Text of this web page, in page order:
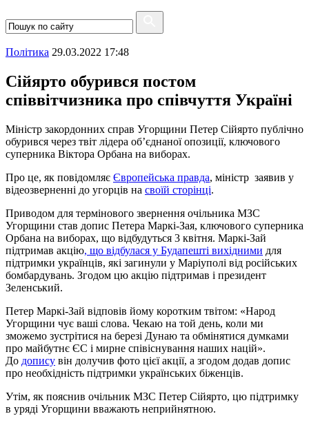
Полiтика 29.03.2022 17:48
Сійярто обурився постом
співвітчизника про співчуття Україні
Міністр закордонних справ Угорщини Петер Сійярто публічно
обурився через твіт лідера об’єднаної опозиції, ключового
суперника Віктора Орбана на виборах.
Про це, як повідомляє Європейська правда, міністр заявив у
відеозверненні до угорців на своїй сторінці.
Приводом для термінового звернення очільника МЗС
Угорщини став допис Петера Маркі-Зая, ключового суперника
Орбана на виборах, що відбудуться 3 квітня. Маркі-Зай
підтримав акцію, що відбулася у Будапешті вихідними для
підтримки українців, які загинули у Маріуполі від російських
бомбардувань. Згодом цю акцію підтримав і президент
Зеленський.
Петер Маркі-Зай відповів йому коротким твітом: «Народ
Угорщини чує ваші слова. Чекаю на той день, коли ми
зможемо зустрітися на березі Дунаю та обмінятися думками
про майбутнє ЄС і мирне співіснування наших націй».
До допису він долучив фото цієї акції, а згодом додав допис
про необхідність підтримки українських біженців.
Утім, як пояснив очільник МЗС Петер Сійярто, цю підтримку
в уряді Угорщини вважають неприйнятною.